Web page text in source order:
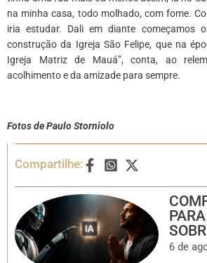
na minha casa, todo molhado, com fome.
iria estudar. Dali em diante começamos
construção da Igreja São Felipe, que na
Igreja Matriz de Mauá”, conta, ao
acolhimento e da amizade para sempre.
Fotos de Paulo Storniolo
Compartilhe:
6 de